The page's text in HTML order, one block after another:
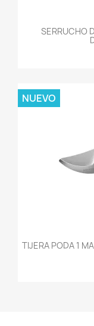
SERRUCHO
TIJERA PODA 1
NUEVO